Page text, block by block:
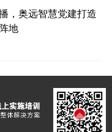
，奥远智慧党建打造
地